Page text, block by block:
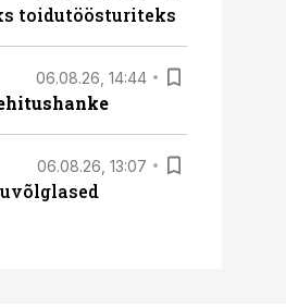
toidutöösturiteks
06.08.26, 14:44
06.08.26, 13:07